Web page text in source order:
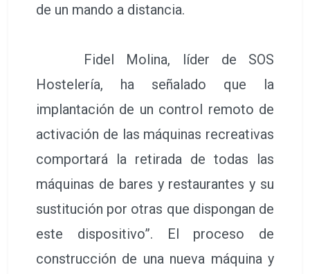
de un mando a distancia.
Fidel Molina, líder de SOS
Hostelería, ha señalado que la
implantación de un control remoto de
activación de las máquinas recreativas
comportará la retirada de todas las
máquinas de bares y restaurantes y su
sustitución por otras que dispongan de
este dispositivo”. El proceso de
construcción de una nueva máquina y